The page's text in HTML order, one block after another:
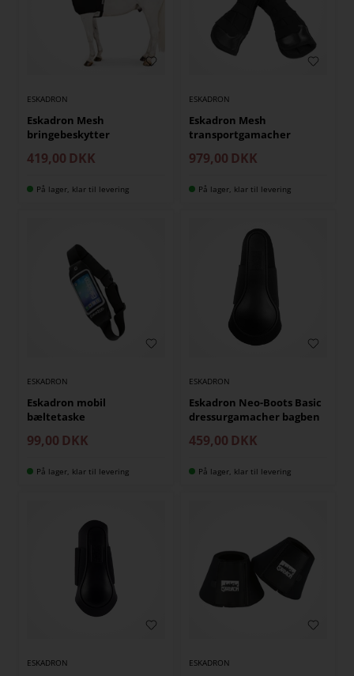
ESKADRON
Eskadron Mesh
bringebeskytter
419,00 DKK
På lager, klar til levering
ESKADRON
Eskadron Mesh
transportgamacher
979,00 DKK
På lager, klar til levering
ESKADRON
Eskadron mobil
bæltetaske
99,00 DKK
På lager, klar til levering
ESKADRON
Eskadron Neo-Boots Basic
dressurgamacher bagben
459,00 DKK
På lager, klar til levering
ESKADRON ESKADRON